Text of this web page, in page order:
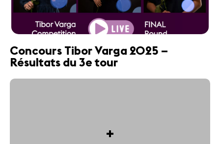
Concours Tibor Varga 2025 –
Résultats du 3e tour
+